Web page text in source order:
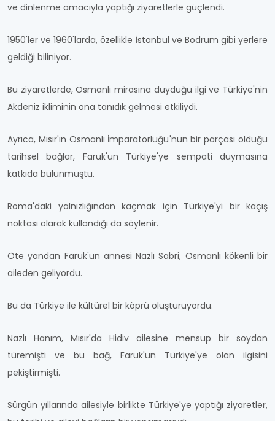
ve dinlenme amacıyla yaptığı ziyaretlerle güçlendi.
1950'ler ve 1960'larda, özellikle İstanbul ve Bodrum gibi yerlere
geldiği biliniyor.
Bu ziyaretlerde, Osmanlı mirasına duyduğu ilgi ve Türkiye'nin
Akdeniz ikliminin ona tanıdık gelmesi etkiliydi.
Ayrıca, Mısır'ın Osmanlı İmparatorluğu'nun bir parçası olduğu
tarihsel bağlar, Faruk'un Türkiye'ye sempati duymasına
katkıda bulunmuştu.
Roma'daki yalnızlığından kaçmak için Türkiye'yi bir kaçış
noktası olarak kullandığı da söylenir.
Öte yandan Faruk'un annesi Nazlı Sabri, Osmanlı kökenli bir
aileden geliyordu.
Bu da Türkiye ile kültürel bir köprü oluşturuyordu.
Nazlı Hanım, Mısır'da Hidiv ailesine mensup bir soydan
türemişti ve bu bağ, Faruk'un Türkiye'ye olan ilgisini
pekiştirmişti.
Sürgün yıllarında ailesiyle birlikte Türkiye'ye yaptığı ziyaretler,